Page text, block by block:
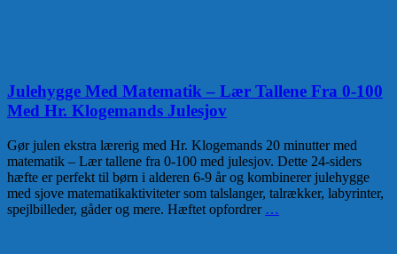
Julehygge Med Matematik – Lær Tallene Fra 0-100
Med Hr. Klogemands Julesjov
Gør julen ekstra lærerig med Hr. Klogemands 20 minutter med
matematik – Lær tallene fra 0-100 med julesjov. Dette 24-siders
hæfte er perfekt til børn i alderen 6-9 år og kombinerer julehygge
med sjove matematikaktiviteter som talslanger, talrækker, labyrinter,
spejlbilleder, gåder og mere. Hæftet opfordrer …